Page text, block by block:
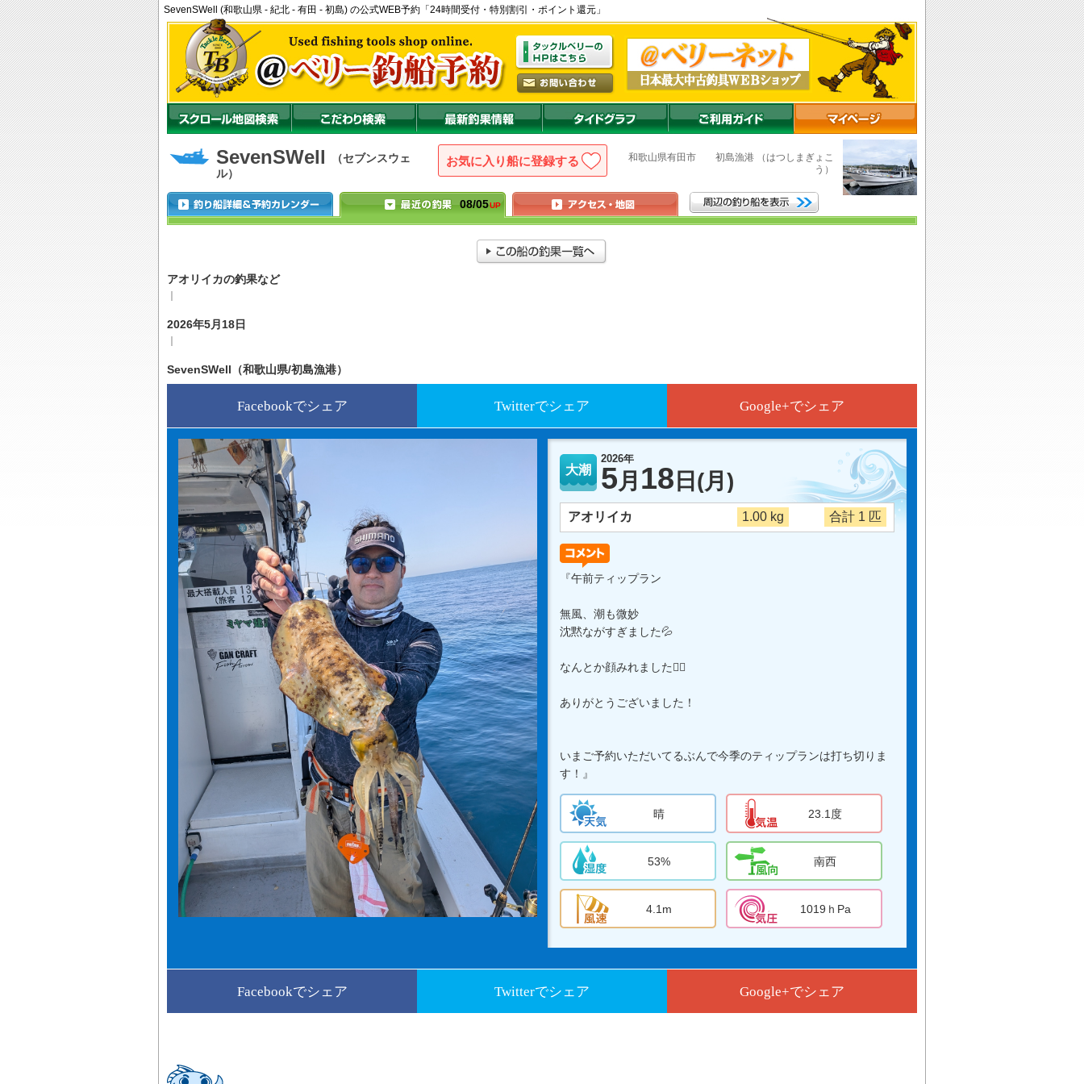
SevenSWell (和歌山県 - 紀北 - 有田 - 初島) の公式WEB予約「24時間受付・特別割引・ポイント還元」
SevenSWell
（セブンスウェ
ル）
お気に入り船に登録 和歌山県有田市 初島漁港 （はつしまぎょこ
う）
08/05UP
アオリイカの釣果など
2026年5月18日
SevenSWell（和歌山県/初島漁港）
Facebookでシェア Twitterでシェア Google+でシェア
大潮
2026年
5月 18 日 (月)
アオリイカ 1.00 kg 合計 1 匹
『午前ティップラン
無風、潮も微妙
沈黙ながすぎました💦
なんとか顔みれました🙇‍♂️
ありがとうございました！
いまご予約いただいてるぶんで今季のティップランは打ち切りま
す！』
晴 23.1度
53% 南西
4.1m 1019ｈPa
Facebookでシェア Twitterでシェア Google+でシェア